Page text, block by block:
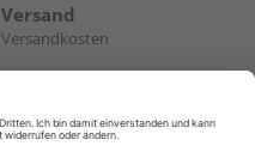
Versand
Versandkosten